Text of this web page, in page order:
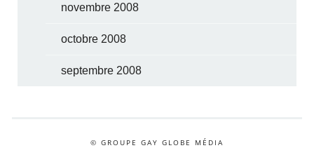
novembre 2008
octobre 2008
septembre 2008
© GROUPE GAY GLOBE MÉDIA